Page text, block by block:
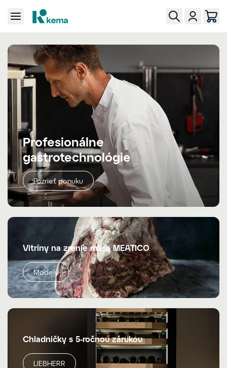
Profesionálne
gastrotechnológie
Pozrieť ponuku
Vitríny na zrenie mäsa MEATICO
Modely
Chladničky s 5-ročnou zárukou
LIEBHERR